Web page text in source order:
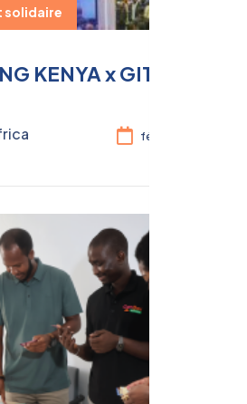
solidaire
KENYA x GITEX
févr. 19, 2026